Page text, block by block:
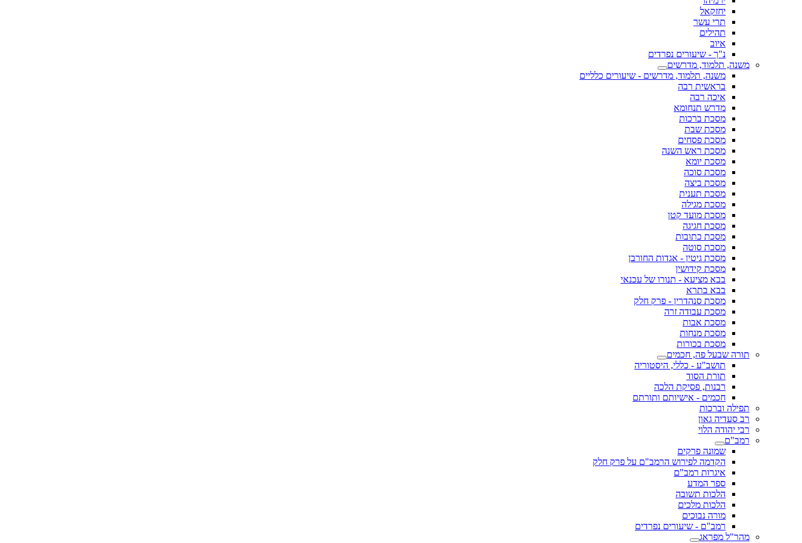
יחזקאל
תרי עשר
תהילים
איוב
נ"ך - שיעורים נפרדים
משנה, תלמוד, מדרשים
משנה, תלמוד, מדרשים - שיעורים כלליים
בראשית רבה
איכה רבה
מדרש תנחומא
מסכת ברכות
מסכת שבת
מסכת פסחים
מסכת ראש השנה
מסכת יומא
מסכת סוכה
מסכת ביצה
מסכת תענית
מסכת מגילה
מסכת מועד קטן
מסכת חגיגה
מסכת כתובות
מסכת סוטה
מסכת גיטין - אגדות החורבן
מסכת קידושין
בבא מציעא - תנורו של עכנאי
בבא בתרא
מסכת סנהדרין - פרק חלק
מסכת עבודה זרה
מסכת אבות
מסכת מנחות
מסכת בכורות
תורה שבעל פה, חכמים
תושב"ע - כללי, היסטוריה
תורת הסוד
רבנות, פסיקת הלכה
חכמים - אישיותם ותורתם
תפילה וברכות
רב סעדיה גאון
רבי יהודה הלוי
רמב"ם
שמונה פרקים
הקדמה לפירוש הרמב"ם על פרק חלק
איגרות רמב"ם
ספר המדע
הלכות תשובה
הלכות מלכים
מורה נבוכים
רמב"ם - שיעורים נפרדים
מהר"ל מפראג